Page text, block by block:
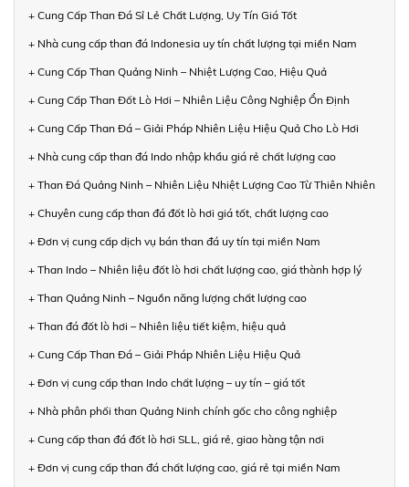
+ Cung Cấp Than Đá Sỉ Lẻ Chất Lượng, Uy Tín Giá Tốt
+ Nhà cung cấp than đá Indonesia uy tín chất lượng tại miền Nam
+ Cung Cấp Than Quảng Ninh – Nhiệt Lượng Cao, Hiệu Quả
+ Cung Cấp Than Đốt Lò Hơi – Nhiên Liệu Công Nghiệp Ổn Định
+ Cung Cấp Than Đá – Giải Pháp Nhiên Liệu Hiệu Quả Cho Lò Hơi
+ Nhà cung cấp than đá Indo nhập khẩu giá rẻ chất lượng cao
+ Than Đá Quảng Ninh – Nhiên Liệu Nhiệt Lượng Cao Từ Thiên Nhiên
+ Chuyên cung cấp than đá đốt lò hơi giá tốt, chất lượng cao
+ Đơn vị cung cấp dịch vụ bán than đá uy tín tại miền Nam
+ Than Indo – Nhiên liệu đốt lò hơi chất lượng cao, giá thành hợp lý
+ Than Quảng Ninh – Nguồn năng lượng chất lượng cao
+ Than đá đốt lò hơi – Nhiên liệu tiết kiệm, hiệu quả
+ Cung Cấp Than Đá – Giải Pháp Nhiên Liệu Hiệu Quả
+ Đơn vị cung cấp than Indo chất lượng – uy tín – giá tốt
+ Nhà phân phối than Quảng Ninh chính gốc cho công nghiệp
+ Cung cấp than đá đốt lò hơi SLL, giá rẻ, giao hàng tận nơi
+ Đơn vị cung cấp than đá chất lượng cao, giá rẻ tại miền Nam